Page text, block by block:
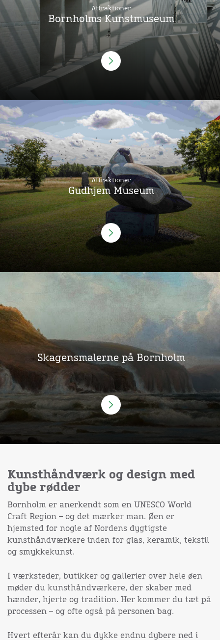
Attraktioner
Bornholms Kunstmuseum
Attraktioner
Gudhjem Museum
Skagensmalerne på Bornholm
Kunsthåndværk og design med
dybe rødder
Bornholm er anerkendt som en UNESCO World
Craft Region – og det mærker man. Øen er
hjemsted for nogle af Nordens dygtigste
kunsthåndværkere inden for glas, keramik, tekstil
og smykkekunst.
I værksteder, butikker og gallerier over hele øen
møder du kunsthåndværkere, der skaber med
hænder, hjerte og tradition. Her kommer du tæt på
processen – og ofte også på personen bag.
Hvert efterår kan du dykke endnu dybere ned i